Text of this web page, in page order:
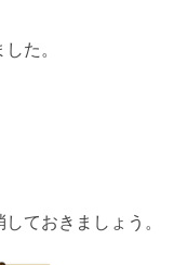
た。
ておきましょう。